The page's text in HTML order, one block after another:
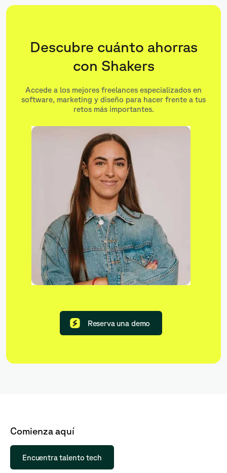
Descubre cuánto ahorras
con Shakers
Accede a los mejores freelances especializados en
software, marketing y diseño para hacer frente a tus
retos más importantes.
Reserva una demo
Comienza aquí
Encuentra talento tech